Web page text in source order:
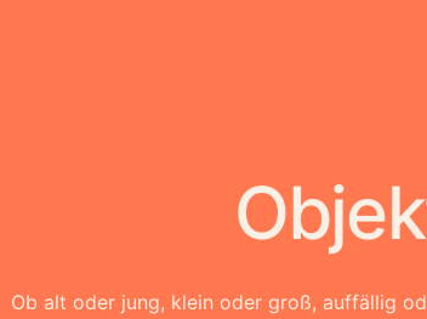
Ob alt oder jung, klein oder groß, auffällig